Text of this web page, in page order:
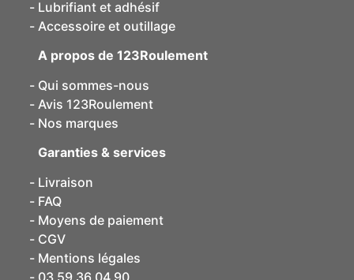
Lubrifiant et adhésif
Accessoire et outillage
A propos de 123Roulement
Qui sommes-nous
Avis 123Roulement
Nos marques
Garanties & services
Livraison
FAQ
Moyens de paiement
CGV
Mentions légales
03 59 36 04 90